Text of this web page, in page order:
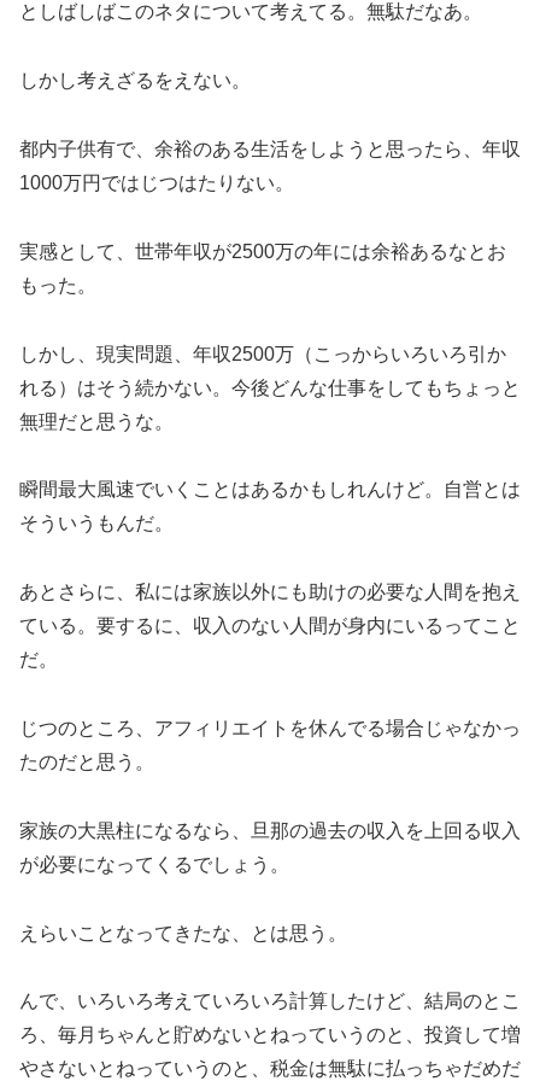
としばしばこのネタについて考えてる。無駄だなあ。
しかし考えざるをえない。
都内子供有で、余裕のある生活をしようと思ったら、年収
1000万円ではじつはたりない。
実感として、世帯年収が2500万の年には余裕あるなとお
もった。
しかし、現実問題、年収2500万（こっからいろいろ引か
れる）はそう続かない。今後どんな仕事をしてもちょっと
無理だと思うな。
瞬間最大風速でいくことはあるかもしれんけど。自営とは
そういうもんだ。
あとさらに、私には家族以外にも助けの必要な人間を抱え
ている。要するに、収入のない人間が身内にいるってこと
だ。
じつのところ、アフィリエイトを休んでる場合じゃなかっ
たのだと思う。
家族の大黒柱になるなら、旦那の過去の収入を上回る収入
が必要になってくるでしょう。
えらいことなってきたな、とは思う。
んで、いろいろ考えていろいろ計算したけど、結局のとこ
ろ、毎月ちゃんと貯めないとねっていうのと、投資して増
やさないとねっていうのと、税金は無駄に払っちゃだめだ